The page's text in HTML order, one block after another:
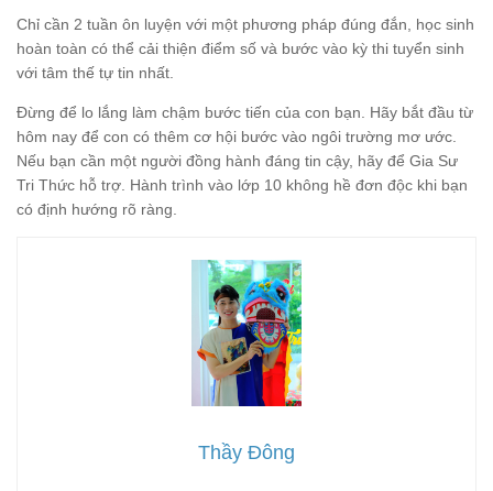
Chỉ cần 2 tuần ôn luyện với một phương pháp đúng đắn, học sinh
hoàn toàn có thể cải thiện điểm số và bước vào kỳ thi tuyển sinh
với tâm thế tự tin nhất.
Đừng để lo lắng làm chậm bước tiến của con bạn. Hãy bắt đầu từ
hôm nay để con có thêm cơ hội bước vào ngôi trường mơ ước.
Nếu bạn cần một người đồng hành đáng tin cậy, hãy để Gia Sư
Tri Thức hỗ trợ. Hành trình vào lớp 10 không hề đơn độc khi bạn
có định hướng rõ ràng.
Thầy Đông